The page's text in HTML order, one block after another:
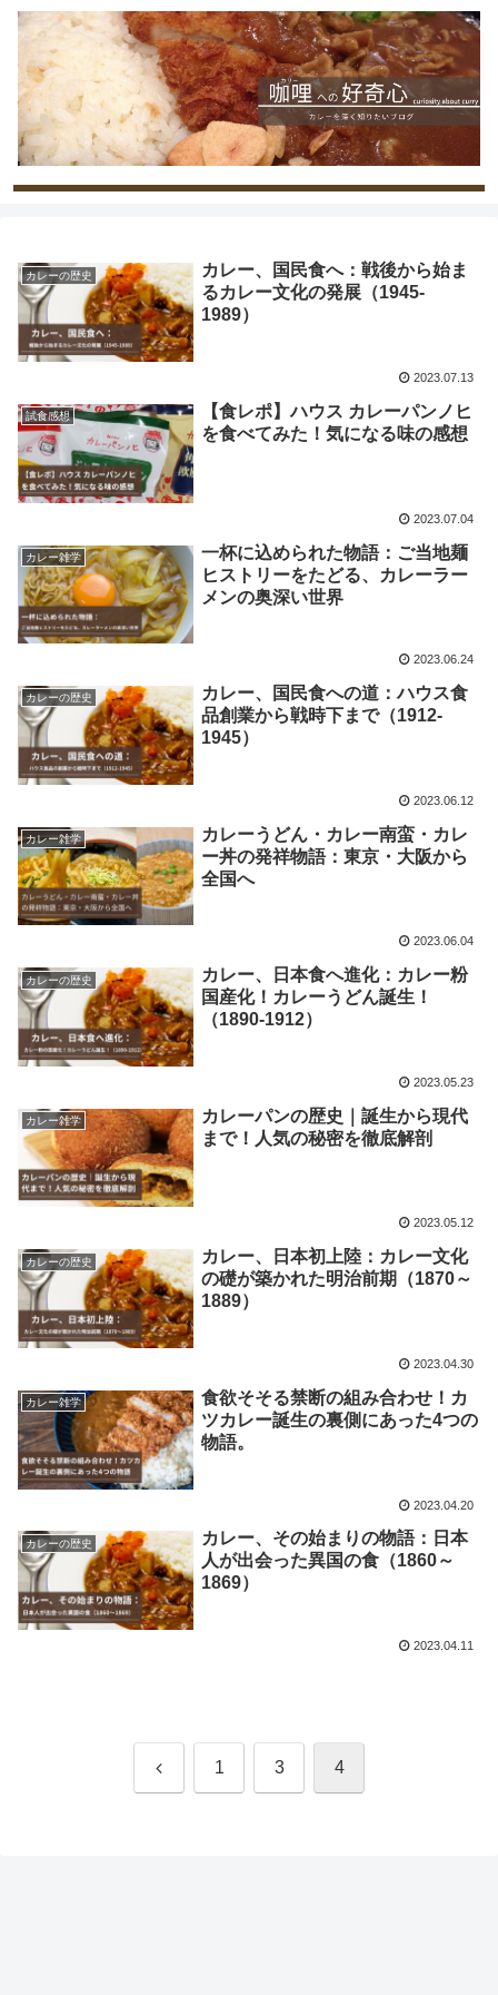
カレーの歴史
カレー、国民食へ：戦後から始ま
るカレー文化の発展（1945-
1989）
2023.07.13
試食感想
【食レポ】ハウス カレーパンノヒ
を食べてみた！気になる味の感想
2023.07.04
カレー雑学
一杯に込められた物語：ご当地麺
ヒストリーをたどる、カレーラー
メンの奥深い世界
2023.06.24
カレーの歴史
カレー、国民食への道：ハウス食
品創業から戦時下まで（1912-
1945）
2023.06.12
カレー雑学
カレーうどん・カレー南蛮・カレ
ー丼の発祥物語：東京・大阪から
全国へ
2023.06.04
カレーの歴史
カレー、日本食へ進化：カレー粉
国産化！カレーうどん誕生！
（1890-1912）
2023.05.23
カレー雑学
カレーパンの歴史｜誕生から現代
まで！人気の秘密を徹底解剖
2023.05.12
カレーの歴史
カレー、日本初上陸：カレー文化
の礎が築かれた明治前期（1870～
1889）
2023.04.30
カレー雑学
食欲そそる禁断の組み合わせ！カ
ツカレー誕生の裏側にあった4つの
物語。
2023.04.20
カレーの歴史
カレー、その始まりの物語：日本
人が出会った異国の食（1860～
1869）
2023.04.11
前 1 3 4